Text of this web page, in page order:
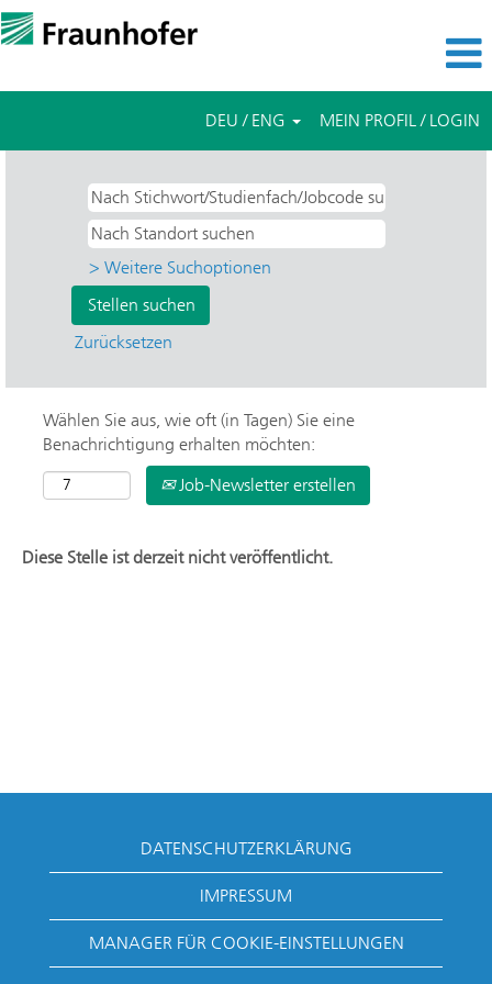
DEU / ENG MEIN PROFIL / LOGIN
> Weitere Suchoptionen
Zurücksetzen
Wählen Sie aus, wie oft (in Tagen) Sie eine
Benachrichtigung erhalten möchten:
Job-Newsletter erstellen
Diese Stelle ist derzeit nicht veröffentlicht.
DATENSCHUTZERKLÄRUNG
IMPRESSUM
MANAGER FÜR COOKIE-EINSTELLUNGEN